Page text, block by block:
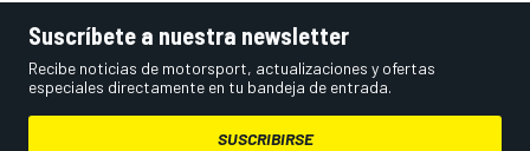
Suscríbete a nuestra newsletter
Recibe noticias de motorsport, actualizaciones y ofertas
especiales directamente en tu bandeja de entrada.
SUSCRIBIRSE